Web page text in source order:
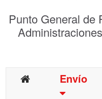
Punto General de
Envío